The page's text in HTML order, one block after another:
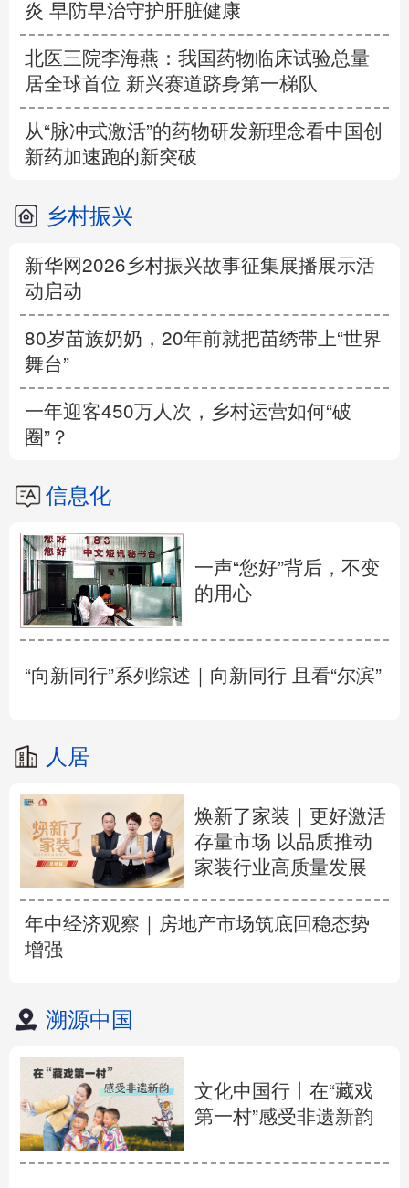
炎 早防早治守护肝脏健康
北医三院李海燕：我国药物临床试验总量
居全球首位 新兴赛道跻身第一梯队
从“脉冲式激活”的药物研发新理念看中国创
新药加速跑的新突破
乡村振兴
新华网2026乡村振兴故事征集展播展示活
动启动
80岁苗族奶奶，20年前就把苗绣带上“世界
舞台”
一年迎客450万人次，乡村运营如何“破
圈”？
信息化
一声“您好”背后，不变
的用心
“向新同行”系列综述｜向新同行 且看“尔滨”
人居
焕新了家装｜更好激活
存量市场 以品质推动
家装行业高质量发展
年中经济观察｜房地产市场筑底回稳态势
增强
溯源中国
文化中国行丨在“藏戏
第一村”感受非遗新韵